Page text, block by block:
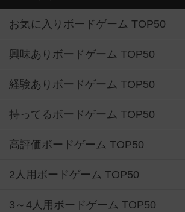
お気に入りボードゲーム TOP50
興味ありボードゲーム TOP50
経験ありボードゲーム TOP50
持ってるボードゲーム TOP50
高評価ボードゲーム TOP50
2人用ボードゲーム TOP50
3～4人用ボードゲーム TOP50